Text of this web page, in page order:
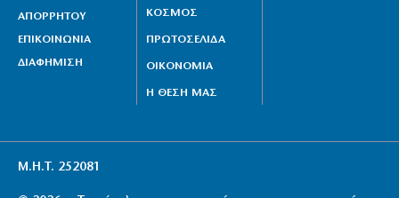
Υπόθεση Marfin: Σήμερα η κρίσιμη απολογία της
46χρονης
7|08|2026 | 8:09
ΑΠΟΡΡΗΤΟΥ
ΕΠΙΚΟΙΝΩΝΙΑ
ΔΙΑΦΗΜΙΣΗ
ΚΟΣΜΟΣ
ΠΡΩΤΟΣΕΛΙΔΑ
ΟΙΚΟΝΟΜΙΑ
Η ΘΕΣΗ ΜΑΣ
Μ.Η.Τ. 252081